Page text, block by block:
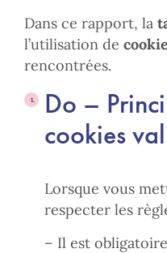
Dans ce rapport, la
l’utilisation de
rencontrées.
Do –
cookies
Lorsque vous
respecter les
– Il est